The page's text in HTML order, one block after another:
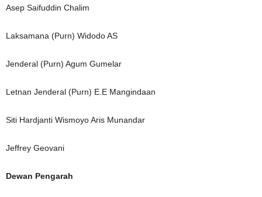
Asep Saifuddin Chalim
Laksamana (Purn) Widodo AS
Jenderal (Purn) Agum Gumelar
Letnan Jenderal (Purn) E.E Mangindaan
Siti Hardjanti Wismoyo Aris Munandar
Jeffrey Geovani
Dewan Pengarah